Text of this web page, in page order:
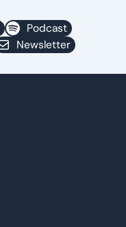
Podcast
Newsletter